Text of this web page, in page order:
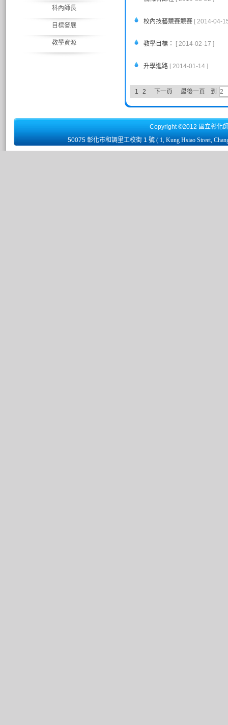
科內師長
目標發展
教學資源
校內技藝競賽競賽 [ 2014-04-
教學目標： [ 2014-02-17 ]
升學進路 [ 2014-01-14 ]
1 2 下一頁 最後一頁 到
Copyright ©2012 國立彰化
50075 彰化市和調里工校街 1 號 ( 1, Kung Hsiao Street,